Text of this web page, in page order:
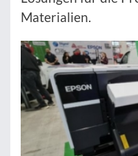
Materialien.